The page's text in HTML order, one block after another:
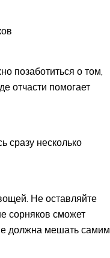
позаботиться о том,
отчасти помогает
сразу несколько
Не оставляйте
сорняков сможет
должна мешать самим